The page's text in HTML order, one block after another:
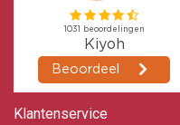
dan met name de grote dikke
particulieren gaan de
grotere order wilt plaatsen
even contact met ons op
kunnen maken.
Kaarsje branden
Klantenservice